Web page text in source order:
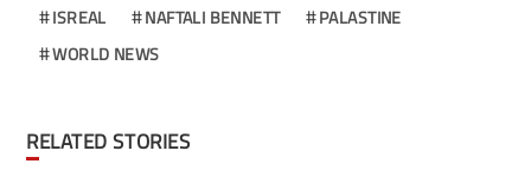
ISREAL NAFTALI BENNETT
PALASTINE
WORLD NEWS
RELATED STORIES